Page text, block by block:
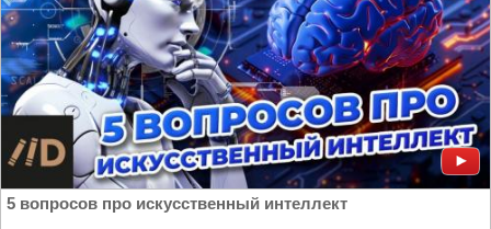
5 вопросов про искусственный интеллект